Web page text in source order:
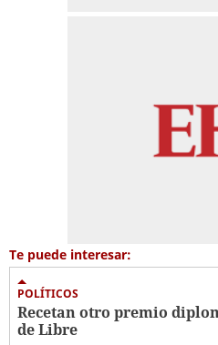
Te puede interesar:
POLÍTICOS
Recetan otro premio
de Libre